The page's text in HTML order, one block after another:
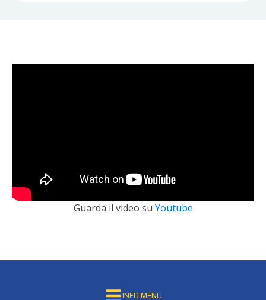
Guarda il video su Youtube
INFO MENU